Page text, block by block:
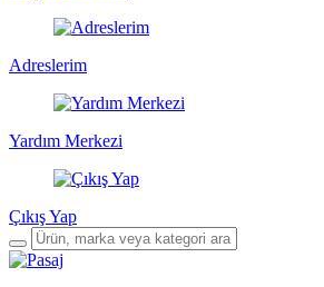
Adreslerim
Yardım Merkezi
Çıkış Yap